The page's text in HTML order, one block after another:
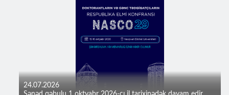
24.07.2026